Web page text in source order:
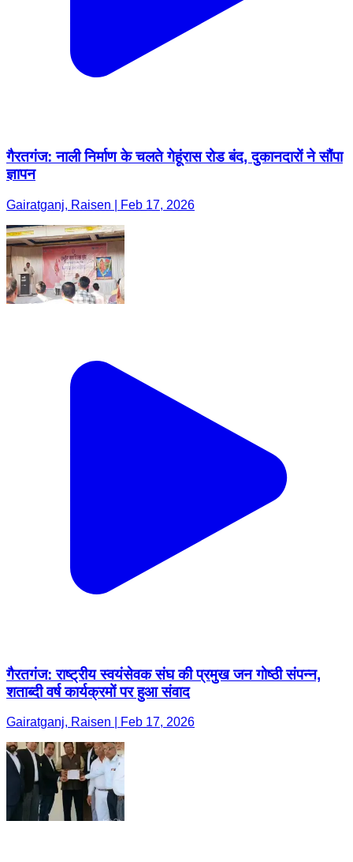
गैरतगंज: नाली निर्माण के चलते गेहूंरास रोड बंद, दुकानदारों ने सौंपा
ज्ञापन
Gairatganj, Raisen | Feb 17, 2026
गैरतगंज: राष्ट्रीय स्वयंसेवक संघ की प्रमुख जन गोष्ठी संपन्न,
शताब्दी वर्ष कार्यक्रमों पर हुआ संवाद
Gairatganj, Raisen | Feb 17, 2026